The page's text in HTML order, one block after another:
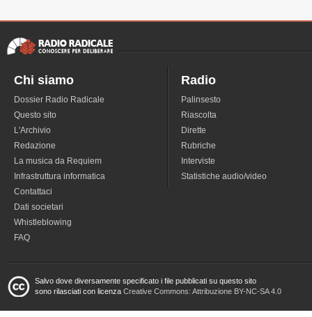
Chi siamo
Dossier Radio Radicale
Questo sito
L'Archivio
Redazione
La musica da Requiem
Infrastruttura informatica
Contattaci
Dati societari
Whistleblowing
FAQ
Radio
Palinsesto
Riascolta
Dirette
Rubriche
Interviste
Statistiche audio/video
Salvo dove diversamente specificato i file pubblicati su questo sito
sono rilasciati con licenza Creative Commons: Attribuzione BY-NC-SA 4.0